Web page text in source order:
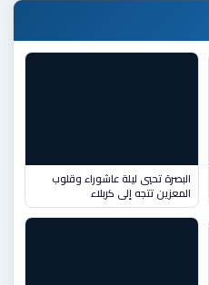
البصرة تحيي ليلة عاشوراء وقلوب
المعزين تتجه إلى كربلاء